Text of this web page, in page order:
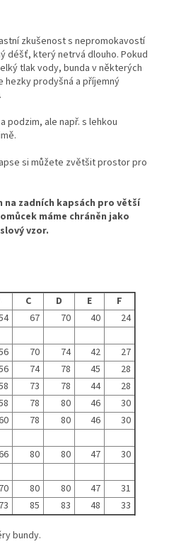
zkušenost s nepromokavostí
déšť, který netrvá dlouho. Pokud
tlak vody, bunda v některých
hezky prodyšná a příjemný
podzim, ale např. s lehkou
si můžete zvětšit prostor pro
zadních kapsách pro větší
máme chráněn jako
vzor.
C D E
F
67 70 40
24
70 74 42
27
74 78 45
28
73 78 44
28
78 80 46
30
78 80 46
30
80 80 47
30
70 80 80 47
31
73 85 83 48 33
bundy.